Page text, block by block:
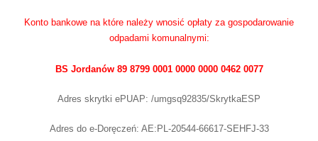
Konto bankowe na które należy wnosić opłaty za gospodarowanie
odpadami komunalnymi:
BS Jordanów 89 8799 0001 0000 0000 0462 0077
Adres skrytki ePUAP: /umgsq92835/SkrytkaESP
Adres do e-Doręczeń: AE:PL-20544-66617-SEHFJ-33